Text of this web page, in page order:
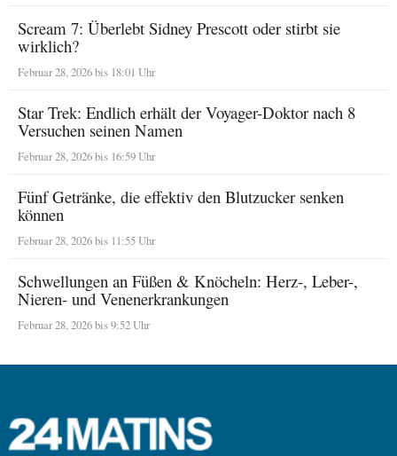
Scream 7: Überlebt Sidney Prescott oder stirbt sie
wirklich?
Februar 28, 2026 bis 18:01 Uhr
Star Trek: Endlich erhält der Voyager-Doktor nach 8
Versuchen seinen Namen
Februar 28, 2026 bis 16:59 Uhr
Fünf Getränke, die effektiv den Blutzucker senken
können
Februar 28, 2026 bis 11:55 Uhr
Schwellungen an Füßen & Knöcheln: Herz-, Leber-,
Nieren- und Venenerkrankungen
Februar 28, 2026 bis 9:52 Uhr